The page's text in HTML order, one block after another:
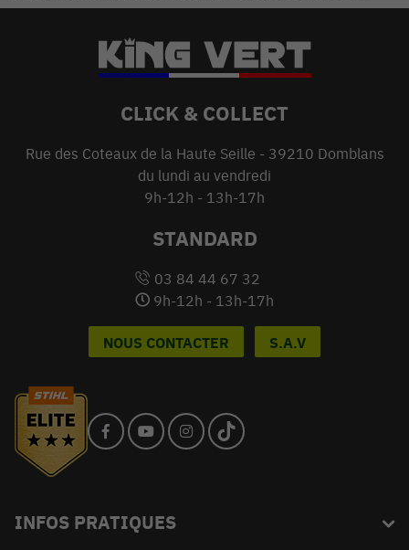
CLICK & COLLECT
Rue des Coteaux de la Haute Seille - 39210 Domblans
du lundi au vendredi
9h-12h - 13h-17h
STANDARD
03 84 44 67 32
9h-12h - 13h-17h
NOUS CONTACTER S.A.V
INFOS PRATIQUES